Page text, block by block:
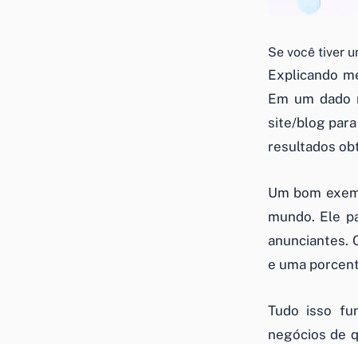
Se você tiver
Explicando
Em um dado
site/blog para
resultados
Um bom
mundo. Ele
anunciantes.
e uma
Tudo isso
negócios de